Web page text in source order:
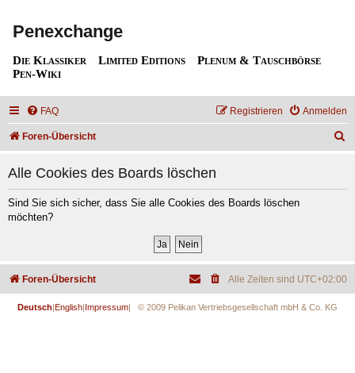
Penexchange
Die Klassiker Limited Editions
Plenum & Tauschbörse
Pen-Wiki
FAQ Anmelden
Registrieren
Foren-Übersicht
Alle Cookies des Boards löschen
Sind Sie sich sicher, dass Sie alle Cookies des Boards löschen
möchten?
Foren-Übersicht Alle Zeiten sind UTC+02:00
Deutsch|English|Impressum| © 2009 Pelikan Vertriebsgesellschaft mbH & Co. KG